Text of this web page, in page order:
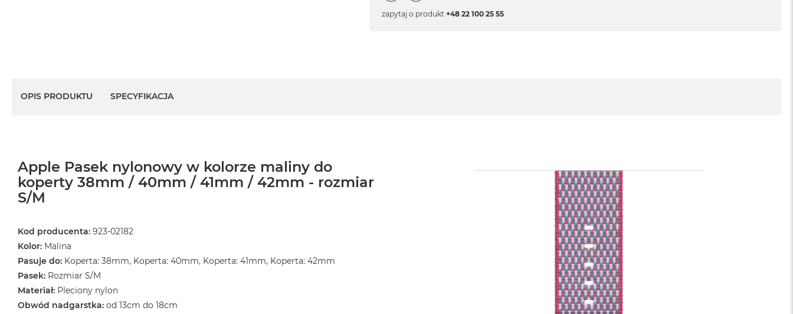
zapytaj o produkt +48 22 100 25 55
OPIS PRODUKTU SPECYFIKACJA
Apple Pasek nylonowy w kolorze maliny do
koperty 38mm / 40mm / 41mm / 42mm - rozmiar
S/M
Kod producenta: 923-02182
Kolor: Malina
Pasuje do: Koperta: 38mm, Koperta: 40mm, Koperta: 41mm, Koperta: 42mm
Pasek: Rozmiar S/M
Materiał: Pleciony nylon
Obwód nadgarstka: od 13cm do 18cm